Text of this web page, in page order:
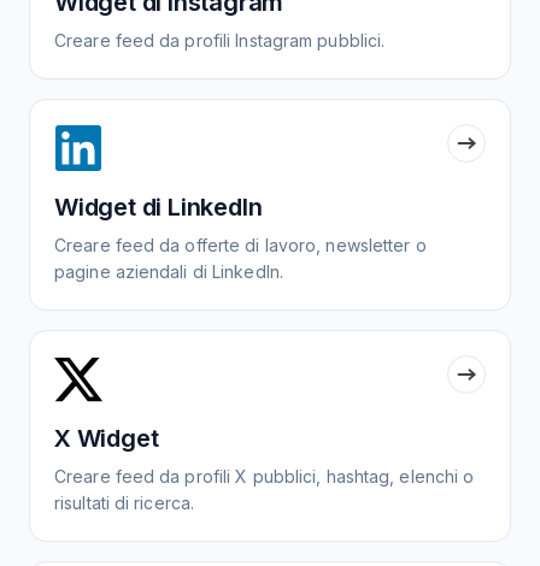
Creare feed da profili Instagram pubblici.
Widget di LinkedIn
Creare feed da offerte di lavoro, newsletter o
pagine aziendali di LinkedIn.
X Widget
Creare feed da profili X pubblici, hashtag, elenchi o
risultati di ricerca.